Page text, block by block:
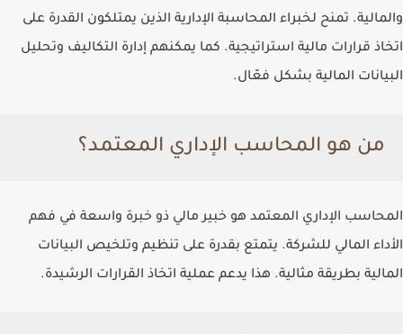
والمالية. تمنح لخبراء المحاسبة الإدارية الذين يمتلكون القدرة على
اتخاذ قرارات مالية استراتيجية. كما يمكنهم إدارة التكاليف وتحليل
البيانات المالية بشكل فعّال.
من هو المحاسب الإداري المعتمد؟
المحاسب الإداري المعتمد هو خبير مالي ذو خبرة واسعة في فهم
الأداء المالي للشركة. يتمتع بقدرة على تنظيم وتلخيص البيانات
المالية بطريقة مثالية. هذا يدعم عملية اتخاذ القرارات الرشيدة.